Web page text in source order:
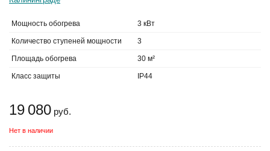
Мощность обогрева 3 кВт
Количество ступеней мощности 3
Площадь обогрева 30 м²
Класс защиты IP44
19 080 руб.
Нет в наличии